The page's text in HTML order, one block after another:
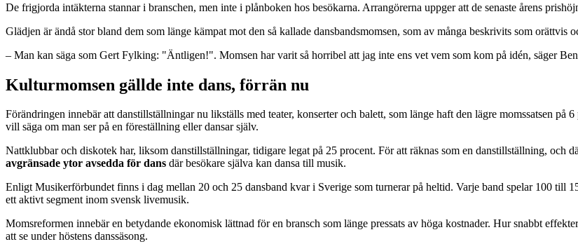
De frigjorda intäkterna stannar i branschen, men inte i plånboken hos besökarna. Arrangörerna uppger att de senaste årens
Glädjen är ändå stor bland dem som länge kämpat mot den så kallade dansbandsmomsen, som av många beskrivits som orättvis
– Man kan säga som Gert Fylking: "Äntligen!". Momsen har varit så horribel att jag inte ens vet vem som kom på idén, säger
Kulturmomsen gällde inte dans, förrän nu
Förändringen innebär att danstillställningar nu likställs med teater, konserter och balett, som länge haft den lägre momssatsen
vill säga om man ser på en föreställning eller dansar själv.
Nattklubbar och diskotek har, liksom danstillställningar, tidigare legat på 25 procent. För att räknas som en danstillställning, och
avgränsade ytor avsedda för dans där besökare själva kan dansa till musik.
Enligt Musikerförbundet finns i dag mellan 20 och 25 dansband kvar i Sverige som turnerar på heltid. Varje band spelar 100 till
ett aktivt segment inom svensk livemusik.
Momsreformen innebär en betydande ekonomisk lättnad för en bransch som länge pressats av höga kostnader. Hur snabbt
att se under höstens danssäsong.